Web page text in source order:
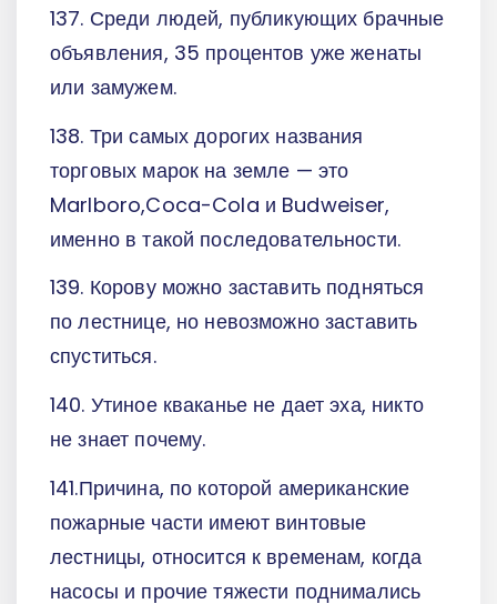
137. Среди людей, публикующих брачные
объявления, 35 процентов уже женаты
или замужем.
138. Три самых дорогих названия
торговых марок на земле — это
Marlboro,Coca-Cola и Budweiser,
именно в такой последовательности.
139. Корову можно заставить подняться
по лестнице, но невозможно заставить
спуститься.
140. Утиное кваканье не дает эха, никто
не знает почему.
141.Причина, по которой американские
пожарные части имеют винтовые
лестницы, относится к временам, когда
насосы и прочие тяжести поднимались